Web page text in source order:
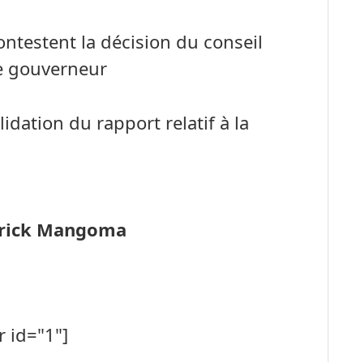
la décision du conseil
gouverneur
du rapport relatif à la
Mangoma
id="1"]